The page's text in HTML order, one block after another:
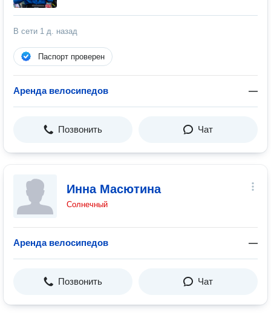
В сети 1 д. назад
Паспорт проверен
Аренда велосипедов —
Позвонить Чат
Инна Масютина
Солнечный
Аренда велосипедов —
Позвонить Чат